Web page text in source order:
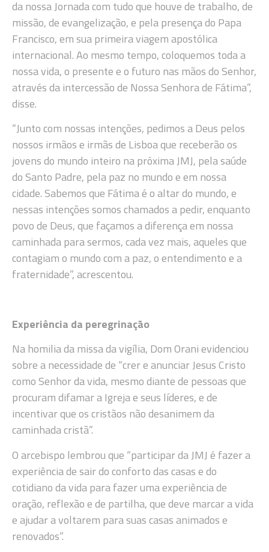
da nossa Jornada com tudo que houve de trabalho, de
missão, de evangelização, e pela presença do Papa
Francisco, em sua primeira viagem apostólica
internacional. Ao mesmo tempo, coloquemos toda a
nossa vida, o presente e o futuro nas mãos do Senhor,
através da intercessão de Nossa Senhora de Fátima”,
disse.
“Junto com nossas intenções, pedimos a Deus pelos
nossos irmãos e irmãs de Lisboa que receberão os
jovens do mundo inteiro na próxima JMJ, pela saúde
do Santo Padre, pela paz no mundo e em nossa
cidade. Sabemos que Fátima é o altar do mundo, e
nessas intenções somos chamados a pedir, enquanto
povo de Deus, que façamos a diferença em nossa
caminhada para sermos, cada vez mais, aqueles que
contagiam o mundo com a paz, o entendimento e a
fraternidade”, acrescentou.
Experiência da peregrinação
Na homilia da missa da vigília, Dom Orani evidenciou
sobre a necessidade de “crer e anunciar Jesus Cristo
como Senhor da vida, mesmo diante de pessoas que
procuram difamar a Igreja e seus líderes, e de
incentivar que os cristãos não desanimem da
caminhada cristã”.
O arcebispo lembrou que “participar da JMJ é fazer a
experiência de sair do conforto das casas e do
cotidiano da vida para fazer uma experiência de
oração, reflexão e de partilha, que deve marcar a vida
e ajudar a voltarem para suas casas animados e
renovados”.